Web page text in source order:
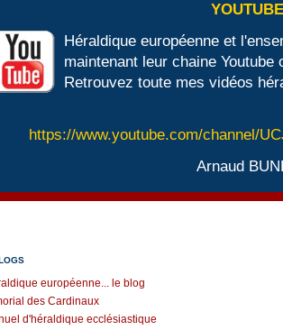
Héraldique européenne et
maintenant leur chaine Youtube
Retrouvez toute mes vidéos
https://www.youtube.com/channel/
Arnaud
européenne... le blog
des Cardinaux
d'héraldique ecclésiastique